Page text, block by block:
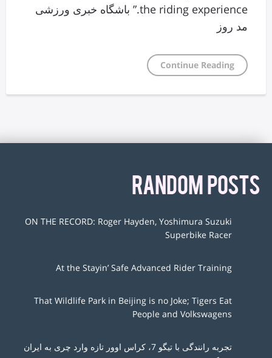
the riding experience.” باشگاه خبری ورزشی
مد روز
Continue Reading
RANDOM POSTS
ON THE RECORD: Roger Hayden, Yoshimura Suzuki
Superbike Racer
At the Stayin’ Safe Advanced Rider Training
That Wildlife Park in Beijing is no Joke; Tigers Eat
People and Volkswagens
تجربه رانندگی با تیگو 7، کراس اوور تازه وارد چری به ایران